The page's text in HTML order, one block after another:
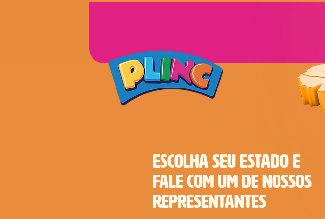
ESCOLHA SEU ESTADO E
FALE COM UM DE NOSSOS
REPRESENTANTES